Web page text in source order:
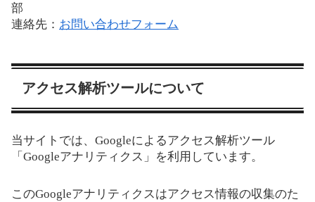
部
連絡先： お問い合わせフォーム
アクセス解析ツールについて
当サイトでは、Googleによるアクセス解析ツール
「Googleアナリティクス」を利用しています。
このGoogleアナリティクスはアクセス情報の収集のた